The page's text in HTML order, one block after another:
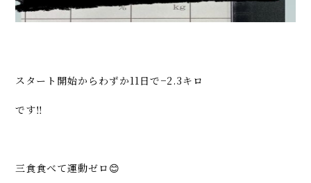
スタート開始からわずか11日で−2.3キロ
です‼️
三食食べて運動ゼロ😊